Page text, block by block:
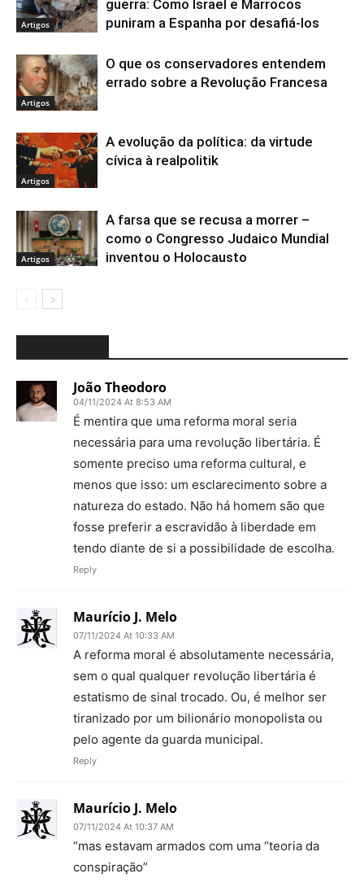
Artigos
guerra: Como Israel e Marrocos
puniram a Espanha por desafiá-los
Artigos
O que os conservadores entendem
errado sobre a Revolução Francesa
Artigos
A evolução da política: da virtude
cívica à realpolitik
Artigos
A farsa que se recusa a morrer –
como o Congresso Judaico Mundial
inventou o Holocausto
João Theodoro
04/11/2024 At 8:53 AM
É mentira que uma reforma moral seria
necessária para uma revolução libertária. É
somente preciso uma reforma cultural, e
menos que isso: um esclarecimento sobre a
natureza do estado. Não há homem são que
fosse preferir a escravidão à liberdade em
tendo diante de si a possibilidade de escolha.
Reply
Maurício J. Melo
07/11/2024 At 10:33 AM
A reforma moral é absolutamente necessária,
sem o qual qualquer revolução libertária é
estatismo de sinal trocado. Ou, é melhor ser
tiranizado por um bilionário monopolista ou
pelo agente da guarda municipal.
Reply
Maurício J. Melo
07/11/2024 At 10:37 AM
“mas estavam armados com uma “teoria da
conspiração”